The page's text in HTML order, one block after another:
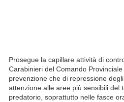
Prosegue la capillare attività di
Carabinieri del Comando
prevenzione che di repressione
attenzione alle aree più sensibili del
predatorio, soprattutto nelle fasce